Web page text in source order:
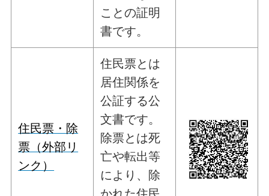
ことの証明
書です。
住民票・除
票（外部リ
ンク）
住民票とは
居住関係を
公証する公
文書です。
除票とは死
亡や転出等
により、除